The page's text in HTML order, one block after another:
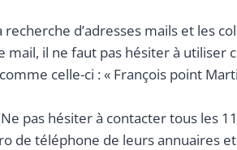
d’adresses mails et les
il ne faut pas hésiter à utiliser
celle-ci : « François point
pas hésiter à contacter tous les
de téléphone de leurs annuaires et